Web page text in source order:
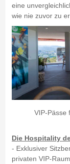
eine
wie nie zuvor zu
VIP-Pässe
Die Hospitality
- Exklusiver
privaten VIP-Raum.